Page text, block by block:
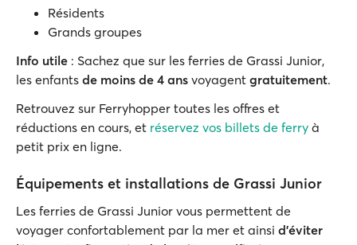
Résidents
Grands groupes
Info utile : Sachez que sur les ferries de Grassi Junior,
les enfants de moins de 4 ans voyagent gratuitement.
Retrouvez sur Ferryhopper toutes les offres et
réductions en cours, et réservez vos billets de ferry à
petit prix en ligne.
Équipements et installations de Grassi Junior
Les ferries de Grassi Junior vous permettent de
voyager confortablement par la mer et ainsi d’éviter